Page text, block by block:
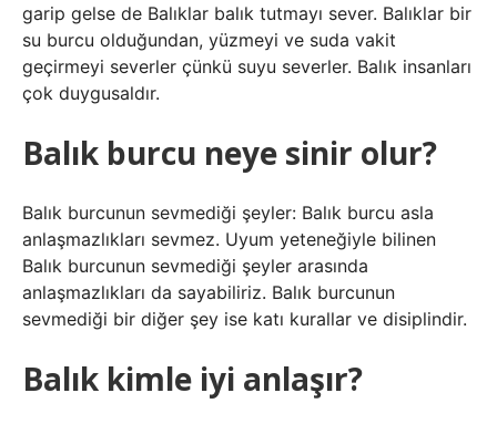
garip gelse de Balıklar balık tutmayı sever. Balıklar bir
su burcu olduğundan, yüzmeyi ve suda vakit
geçirmeyi severler çünkü suyu severler. Balık insanları
çok duygusaldır.
Balık burcu neye sinir olur?
Balık burcunun sevmediği şeyler: Balık burcu asla
anlaşmazlıkları sevmez. Uyum yeteneğiyle bilinen
Balık burcunun sevmediği şeyler arasında
anlaşmazlıkları da sayabiliriz. Balık burcunun
sevmediği bir diğer şey ise katı kurallar ve disiplindir.
Balık kimle iyi anlaşır?